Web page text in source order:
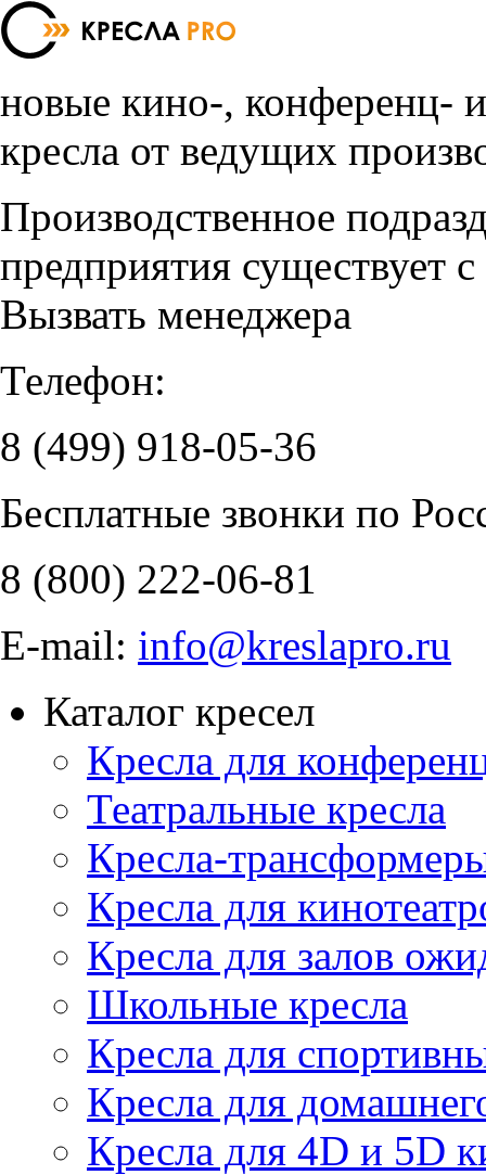
новые кино-, конференц-
кресла от ведущих
Производственное
предприятия существует
Вызвать менеджера
Телефон:
8 (499) 918-05-36
Бесплатные звонки по
8 (800) 222-06-81
E-mail: info@kreslapro.ru
Каталог кресел
Кресла для
Театральные кресла
Кресла-
Кресла для
Кресла для залов
Школьные кресла
Кресла для
Кресла для
Кресла для 4D и 5D